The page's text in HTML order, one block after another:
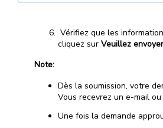
Vérifiez que les
cliquez sur Veuillez
Note:
Dès la soumission, votre
Vous recevrez un e-mail
Une fois la demande